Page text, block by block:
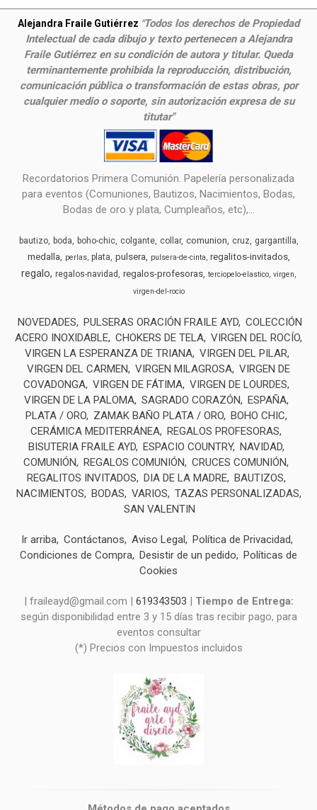
Alejandra Fraile Gutiérrez "Todos los derechos de Propiedad
Intelectual de cada dibujo y texto pertenecen a Alejandra
Fraile Gutiérrez en su condición de autora y titular. Queda
terminantemente prohibida la reproducción, distribución,
comunicación pública o transformación de estas obras, por
cualquier medio o soporte, sin autorización expresa de su
titutar"
Recordatorios Primera Comunión. Papelería personalizada
para eventos (Comuniones, Bautizos, Nacimientos, Bodas,
Bodas de oro y plata, Cumpleaños, etc),...
bautizo boda boho-chic colgante collar comunion cruz gargantilla
medalla perlas plata pulsera pulsera-de-cinta regalitos-invitados
regalo regalos-navidad regalos-profesoras terciopelo-elastico virgen
virgen-del-rocio
NOVEDADES PULSERAS ORACIÓN FRAILE AYD COLECCIÓN
ACERO INOXIDABLE CHOKERS DE TELA VIRGEN DEL ROCÍO
VIRGEN LA ESPERANZA DE TRIANA VIRGEN DEL PILAR
VIRGEN DEL CARMEN
VIRGEN MILAGROSA VIRGEN DE
COVADONGA VIRGEN DE FÁTIMA VIRGEN DE LOURDES
VIRGEN DE LA PALOMA SAGRADO CORAZÓN
ESPAÑA
PLATA / ORO
ZAMAK BAÑO PLATA / ORO
BOHO CHIC
CERÁMICA MEDITERRÁNEA
REGALOS PROFESORAS
BISUTERIA FRAILE AYD
ESPACIO COUNTRY
NAVIDAD
COMUNIÓN
REGALOS COMUNIÓN
CRUCES COMUNIÓN
REGALITOS INVITADOS
DIA DE LA MADRE
BAUTIZOS
NACIMIENTOS
BODAS VARIOS
TAZAS PERSONALIZADAS
SAN VALENTIN
Ir arriba Contáctanos Aviso Legal
Política de Privacidad
Condiciones de Compra
Desistir de un pedido
Políticas de
Cookies
| fraileayd@gmail.com | 619343503
Tiempo de Entrega:
según disponibilidad entre 3 y 15 días tras recibir pago, para
eventos consultar
(*) Precios con Impuestos incluidos